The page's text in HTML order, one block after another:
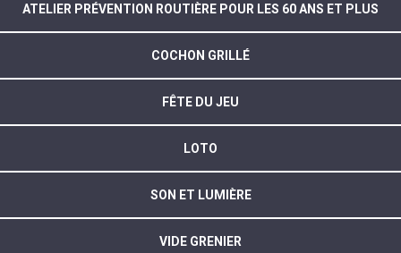
ATELIER PRÉVENTION ROUTIÈRE POUR LES 60 ANS ET PLUS
COCHON GRILLÉ
FÊTE DU JEU
LOTO
SON ET LUMIÈRE
VIDE GRENIER